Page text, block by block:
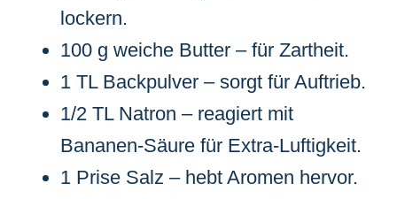
lockern.
100 g weiche Butter – für Zartheit.
1 TL Backpulver – sorgt für Auftrieb.
1/2 TL Natron – reagiert mit
Bananen-Säure für Extra-Luftigkeit.
1 Prise Salz – hebt Aromen hervor.